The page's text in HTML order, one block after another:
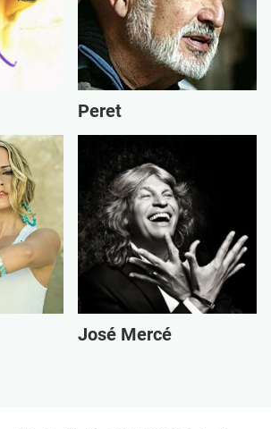
Peret
José Mercé